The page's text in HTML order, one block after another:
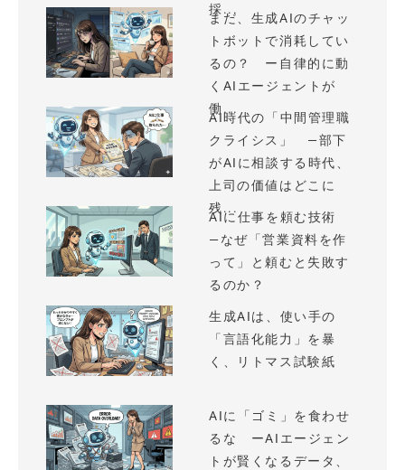
採...
まだ、生成AIのチャッ
トボットで消耗してい
るの？ ー自律的に動
くAIエージェントが
働...
AI時代の「中間管理職
クライシス」 —部下
がAIに相談する時代、
上司の価値はどこに
残...
AIに仕事を頼む技術
—なぜ「営業資料を作
って」と頼むと失敗す
るのか？
生成AIは、使い手の
「言語化能力」を暴
く、リトマス試験紙
AIに「ゴミ」を食わせ
るな ーAIエージェン
トが賢くなるデータ、